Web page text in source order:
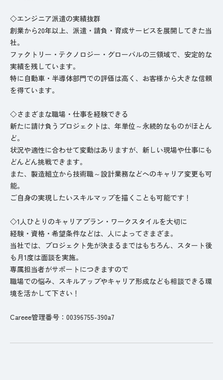
◇エンジニア派遣の実績抜群
創業から20年以上、派遣・請負・育成サービスを展開してきた当
社。
ファクトリー・テクノロジー・グローバルの三領域で、安定的な
実績を残しています。
特に自動車・半導体部門での評価は高く、お客様から大きな信頼
を得ています。
◇さまざまな職場・仕事を経験できる
新たに請け負うプロジェクトは、年単位～永続的なものがほとん
ど。
状況や適性に合わせて変動はありますが、新しい現場や仕事にも
どんどん挑戦できます。
また、製造組立から技術職～設計業務などへのキャリア変更も可
能。
ご自身の実現したいスキルマップを描くことも可能です！
◇1人ひとりのキャリアプラン・ワークスタイルを大切に
経験・資格・希望条件などは、人によってさまざま。
当社では、プロジェクト先が決まるまではもちろん、スタート後
も月1度は面談を実施。
専属担当者がサポートにつきますので
職場での悩み、スキルアップやキャリア形成なども相談できる環
境を活かして下さい！
Careee管理番号：00396755-390a7